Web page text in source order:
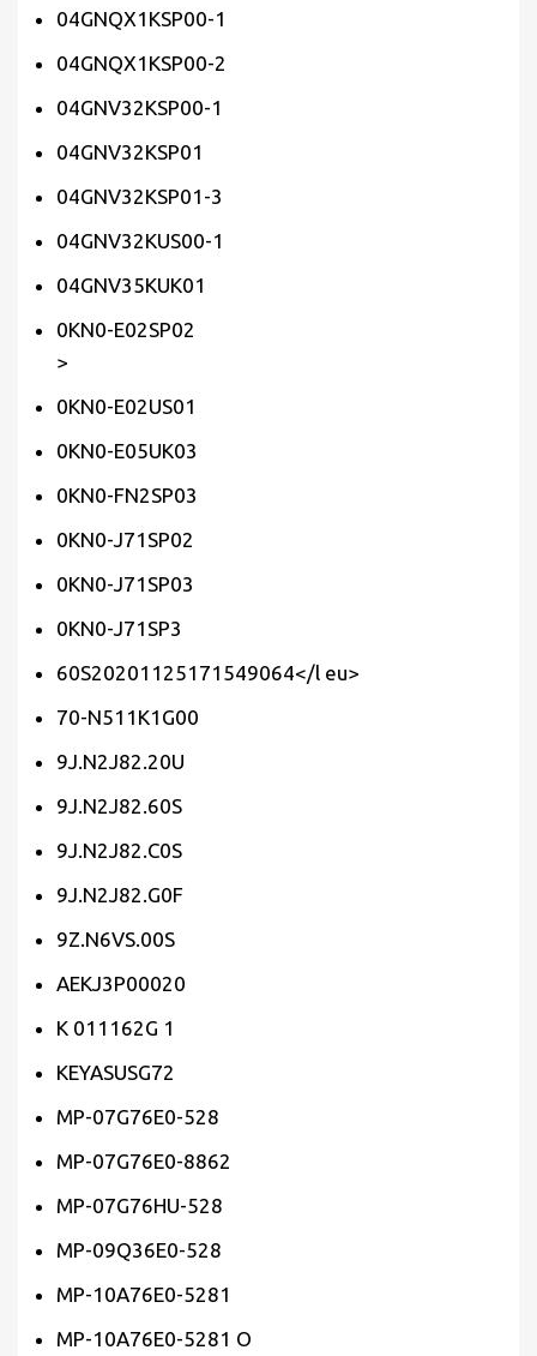
04GNQX1KSP00-1
04GNQX1KSP00-2
04GNV32KSP00-1
04GNV32KSP01
04GNV32KSP01-3
04GNV32KUS00-1
04GNV35KUK01
0KN0-E02SP02
>
0KN0-E02US01
0KN0-E05UK03
0KN0-FN2SP03
0KN0-J71SP02
0KN0-J71SP03
0KN0-J71SP3
60S20201125171549064</l eu>
70-N511K1G00
9J.N2J82.20U
9J.N2J82.60S
9J.N2J82.C0S
9J.N2J82.G0F
9Z.N6VS.00S
AEKJ3P00020
K 011162G 1
KEYASUSG72
MP-07G76E0-528
MP-07G76E0-8862
MP-07G76HU-528
MP-09Q36E0-528
MP-10A76E0-5281
MP-10A76E0-5281 O